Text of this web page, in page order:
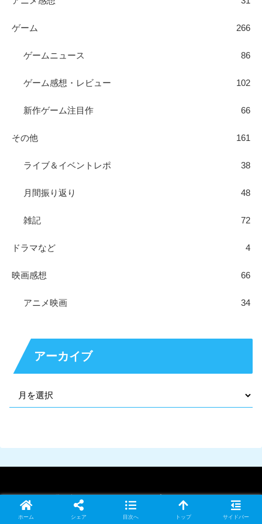
ゲーム 266
ゲームニュース 86
ゲーム感想・レビュー 102
新作ゲーム注目作 66
その他 161
ライブ＆イベントレポ 38
月間振り返り 48
雑記 72
ドラマなど 4
映画感想 66
アニメ映画 34
アーカイブ
お問い合わせ プライバシーポリシー
© 2021 HydrO のブログ.
ホーム シェア 目次へ トップ サイドバー